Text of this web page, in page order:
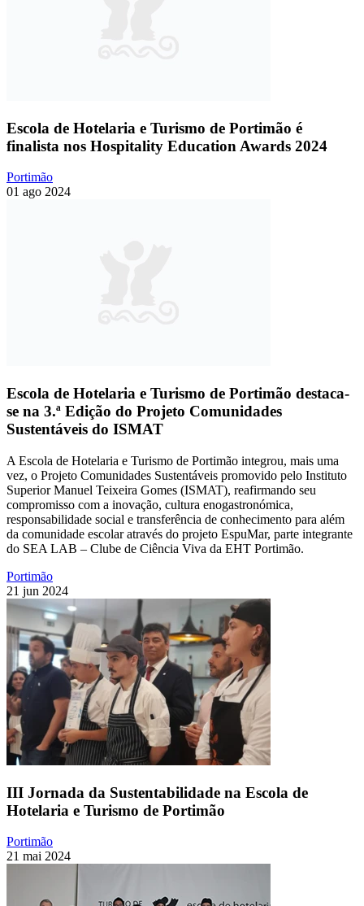
Escola de Hotelaria e Turismo de Portimão é
finalista nos Hospitality Education Awards 2024
Portimão
01 ago 2024
Escola de Hotelaria e Turismo de Portimão destaca-
se na 3.ª Edição do Projeto Comunidades
Sustentáveis do ISMAT
A Escola de Hotelaria e Turismo de Portimão integrou, mais uma
vez, o Projeto Comunidades Sustentáveis promovido pelo Instituto
Superior Manuel Teixeira Gomes (ISMAT), reafirmando seu
compromisso com a inovação, cultura enogastronómica,
responsabilidade social e transferência de conhecimento para além
da comunidade escolar através do projeto EspuMar, parte integrante
do SEA LAB – Clube de Ciência Viva da EHT Portimão.
Portimão
21 jun 2024
III Jornada da Sustentabilidade na Escola de
Hotelaria e Turismo de Portimão
Portimão
21 mai 2024